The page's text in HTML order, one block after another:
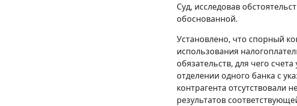
Суд, исследовав
обоснованной.
Установлено, что спорный
использования
обязательств, для чего
отделении одного банка с
контрагента отсутствовали
результатов